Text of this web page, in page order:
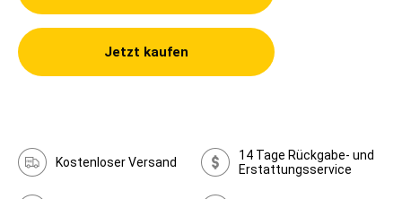
Jetzt kaufen
Kostenloser Versand
14 Tage Rückgabe- und
Erstattungsservice